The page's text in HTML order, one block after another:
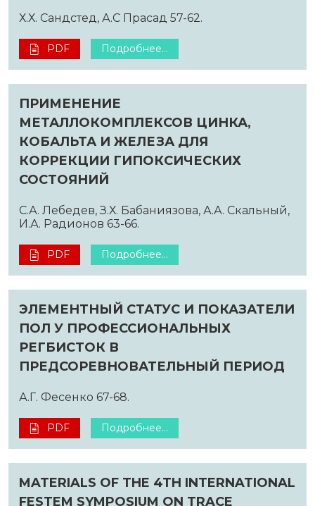
Х.Х. Сандстед, А.С Прасад 57-62.
PDF Подробнее...
ПРИМЕНЕНИЕ
МЕТАЛЛОКОМПЛЕКСОВ ЦИНКА,
КОБАЛЬТА И ЖЕЛЕЗА ДЛЯ
КОРРЕКЦИИ ГИПОКСИЧЕСКИХ
СОСТОЯНИЙ
С.А. Лебедев, З.Х. Бабаниязова, А.А. Скальный,
И.А. Радионов 63-66.
PDF Подробнее...
ЭЛЕМЕНТНЫЙ СТАТУС И ПОКАЗАТЕЛИ
ПОЛ У ПРОФЕССИОНАЛЬНЫХ
РЕГБИСТОК В
ПРЕДСОРЕВНОВАТЕЛЬНЫЙ ПЕРИОД
А.Г. Фесенко 67-68.
PDF Подробнее...
MATERIALS OF THE 4TH INTERNATIONAL
FESTEM SYMPOSIUM ON TRACE